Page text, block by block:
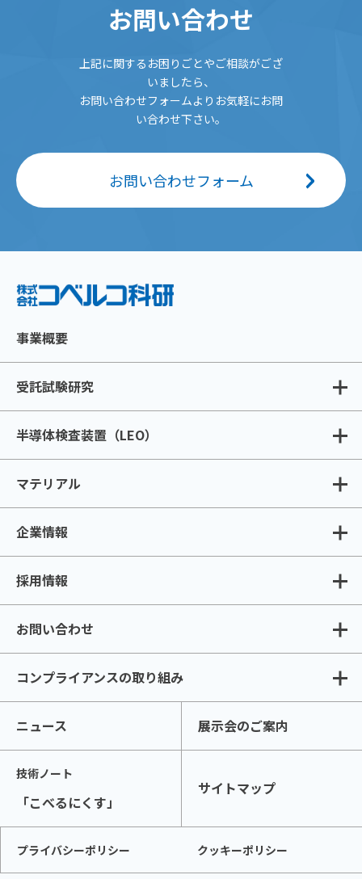
お問い合わせ
上記に関するお困りごとやご相談がござ
いましたら、
お問い合わせフォームよりお気軽にお問
い合わせ下さい。
お問い合わせフォーム
事業概要
受託試験研究
半導体検査装置（LEO）
マテリアル
企業情報
採用情報
お問い合わせ
コンプライアンスの取り組み
ニュース 展示会のご案内
技術ノート
「こべるにくす」
サイトマップ
プライバシーポリシー クッキーポリシー